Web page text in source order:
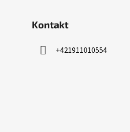
Kontakt
+421911010554